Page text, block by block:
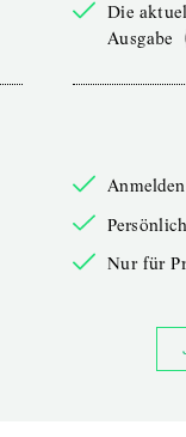
Die
Ausgabe
Nur für